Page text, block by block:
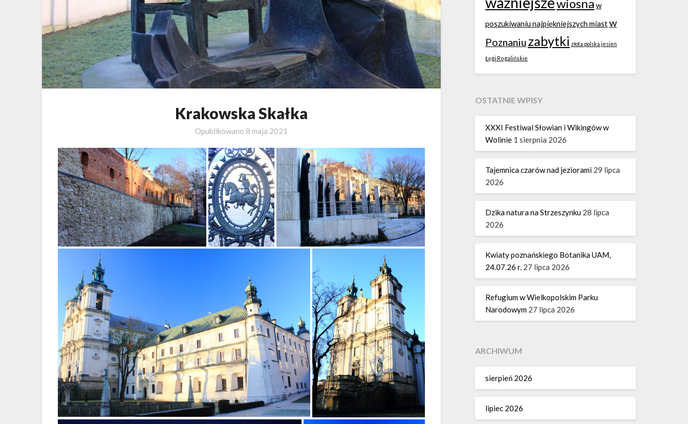
Krakowska Skałka
Opublikowano 8 maja 2021
wiosna w
poszukiwaniu najpiękniejszych miastw
Poznaniu zabytki złota polska jesień
Łęgi Rogalińskie
OSTATNIE WPISY
XXXI Festiwal Słowian i Wikingów w
Wolinie 1 sierpnia 2026
Tajemnica czarów nad jeziorami 29 lipca
2026
Dzika natura na Strzeszynku 28 lipca
2026
Kwiaty poznańskiego Botanika UAM,
24.07.26 r. 27 lipca 2026
Refugium w Wielkopolskim Parku
Narodowym 27 lipca 2026
ARCHIWUM
sierpień 2026
lipiec 2026